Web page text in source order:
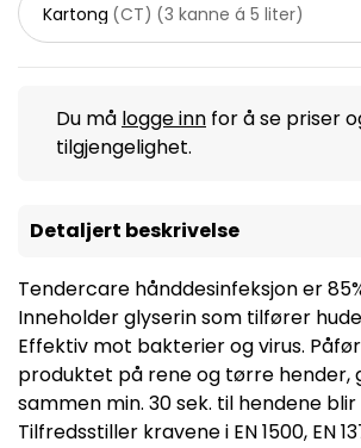
Kartong (CT) (3 kanne á 5 liter)
Du må logge inn for å se priser
tilgjengelighet.
Detaljert beskrivelse
Tendercare hånddesinfeksjon er
Inneholder glyserin som tilfører
Effektiv mot bakterier og virus.
produktet på rene og tørre hender,
sammen min. 30 sek. til hendene
Tilfredsstiller kravene i EN 1500, EN